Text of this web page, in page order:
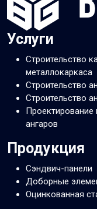
Услуги
Строительство
металлокаркаса
Строительство
Строительство
ангаров
Продукция
Сэндвич-панели
Доборные
Оцинкованная